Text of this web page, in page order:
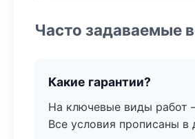
Часто задаваемые
Какие гарантии?
На ключевые виды работ
Все условия прописаны в